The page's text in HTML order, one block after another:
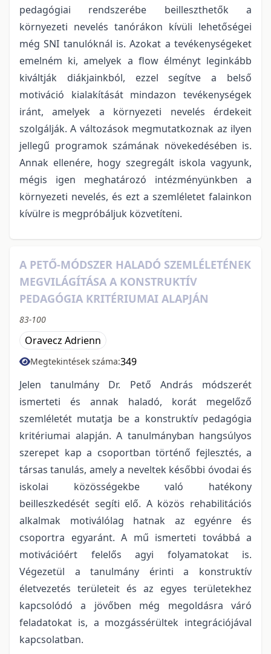
pedagógiai rendszerébe beilleszthetők a
környezeti nevelés tanórákon kívüli lehetőségei
még SNI tanulóknál is. Azokat a tevékenységeket
emelném ki, amelyek a flow élményt leginkább
kiváltják diákjainkból, ezzel segítve a belső
motiváció kialakítását mindazon tevékenységek
iránt, amelyek a környezeti nevelés érdekeit
szolgálják. A változások megmutatkoznak az ilyen
jellegű programok számának növekedésében is.
Annak ellenére, hogy szegregált iskola vagyunk,
mégis igen meghatározó intézményünkben a
környezeti nevelés, és ezt a szemléletet falainkon
kívülre is megpróbáljuk közvetíteni.
A PETŐ-MÓDSZER HALADÓ SZEMLÉLETÉNEK
MEGVILÁGÍTÁSA A KONSTRUKTÍV
PEDAGÓGIA KRITÉRIUMAI ALAPJÁN
83-100
Oravecz Adrienn
Megtekintések száma:349
Jelen tanulmány Dr. Pető András módszerét
ismerteti és annak haladó, korát megelőző
szemléletét mutatja be a konstruktív pedagógia
kritériumai alapján. A tanulmányban hangsúlyos
szerepet kap a csoportban történő fejlesztés, a
társas tanulás, amely a neveltek későbbi óvodai és
iskolai közösségekbe való hatékony
beilleszkedését segíti elő. A közös rehabilitációs
alkalmak motiválólag hatnak az egyénre és
csoportra egyaránt. A mű ismerteti továbbá a
motivációért felelős agyi folyamatokat is.
Végezetül a tanulmány érinti a konstruktív
életvezetés területeit és az egyes területekhez
kapcsolódó a jövőben még megoldásra váró
feladatokat is, a mozgássérültek integrációjával
kapcsolatban.